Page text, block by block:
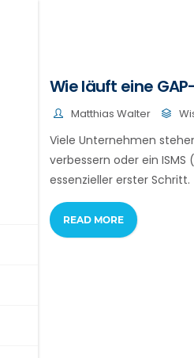
Wie läuft eine
Matthias Walter
Viele Unternehmen
verbessern oder ein
essenzieller erster Schritt.
READ MORE